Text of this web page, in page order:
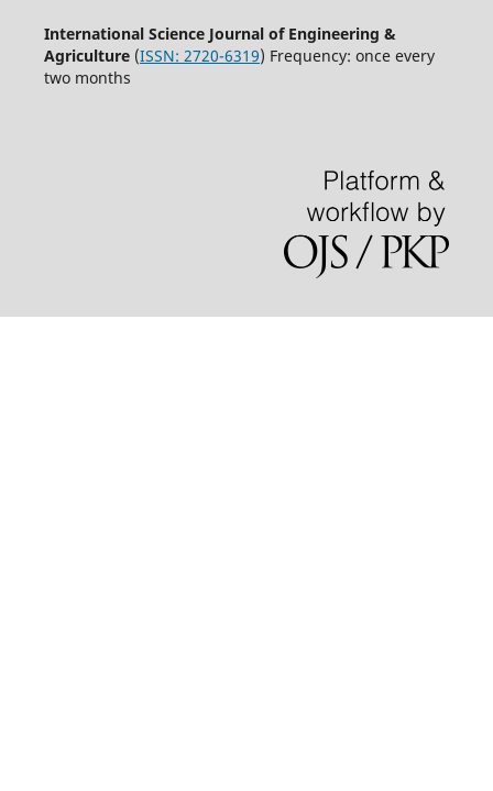
International Science Journal of Engineering &
Agriculture(ISSN: 2720-6319) Frequency: once every
two months